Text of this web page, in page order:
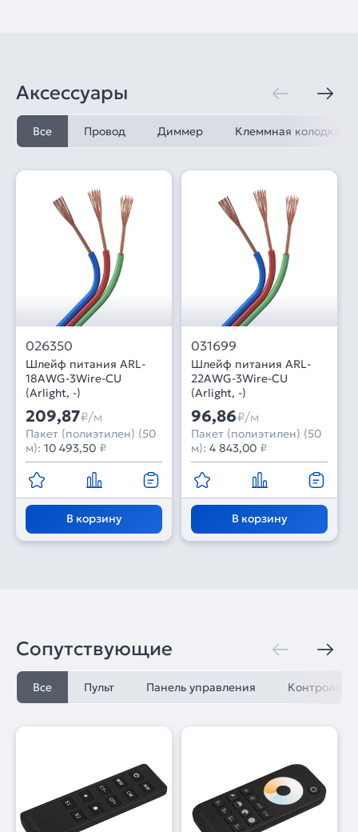
Аксессуары
Все Провод Диммер Клеммная колодка
026350
Шлейф питания ARL-
18AWG-3Wire-CU
(Arlight, -)
209,87₽/м
Пакет (полиэтилен) (50
м): 10 493,50 ₽
В корзину
031699
Шлейф питания ARL-
22AWG-3Wire-CU
(Arlight, -)
96,86₽/м
Пакет (полиэтилен) (50
м): 4 843,00 ₽
В корзину
Сопутствующие
Все Пульт Панель управления Контроллер